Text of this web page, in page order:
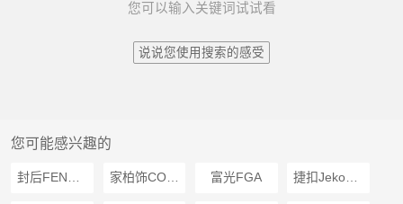
您可以输入关键词试试看
说说您使用搜索的感受
您可能感兴趣的
家柏饰CORATED 富光FGA